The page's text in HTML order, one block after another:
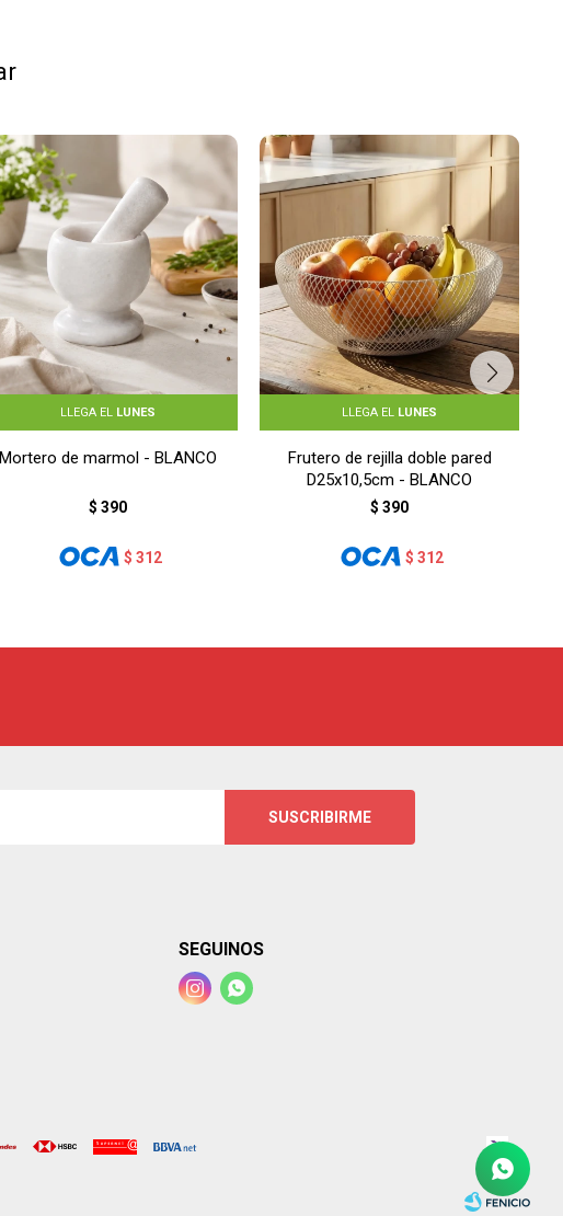
LLEGA EL LUNES
Mortero de marmol - BLANCO
$ 390
$ 312
LLEGA EL LUNES
Frutero de rejilla doble pared
D25x10,5cm - BLANCO
$ 390
$ 312
SUSCRIBIRME
SEGUINOS
 